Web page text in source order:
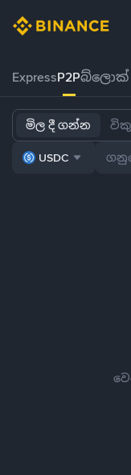
ExpressP2Pබ්ලොක්
මිල දී ගන්න
USDC